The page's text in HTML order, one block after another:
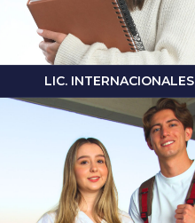
LIC. INTERNACIONALES